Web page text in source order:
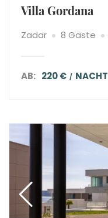
Villa Gordana
Zadar 8 Gäste
AB: 220 € NACHT